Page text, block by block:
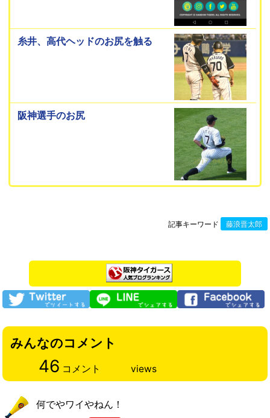
糸井、高代ヘッドのお尻を触る
阪神選手のお尻
記事キーワード 藤浪晋太郎
みんなのコメント
46 コメント views
何でやワイやねん！